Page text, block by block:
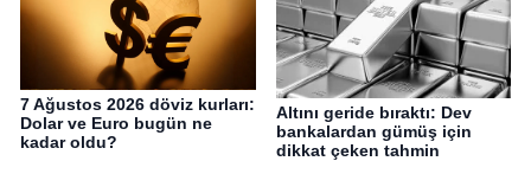
7 Ağustos 2026 döviz kurları:
Dolar ve Euro bugün ne
kadar oldu?
Altını geride bıraktı: Dev
bankalardan gümüş için
dikkat çeken tahmin